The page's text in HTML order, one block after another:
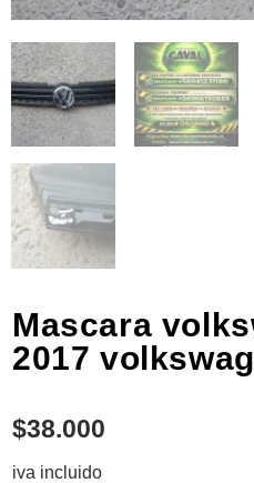
Mascara
2017
$38.000
iva incluido